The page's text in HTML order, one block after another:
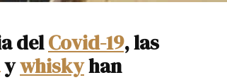
delCovid-19, las
ywhiskyhan